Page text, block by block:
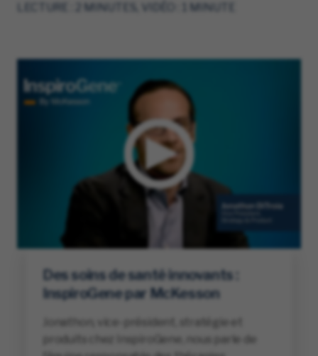
LECTURE : 2 MINUTES, VIDÉO : 1 MINUTE
Des soins de santé innovants :
InspiroGene par McKesson
Jonathon, vice-président, stratégie et
produits chez InspiroGene, nous parle de